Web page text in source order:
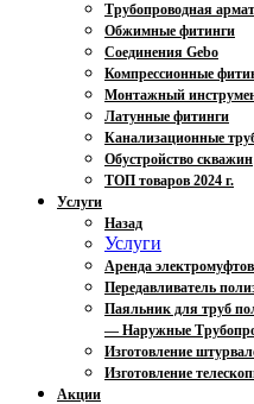
Трубопроводная
Обжимные фитинги
Соединения Gebo
Компрессионные
Монтажный
Латунные фитинги
Канализационные
Обустройство скважин
ТОП товаров 2024 г.
Услуги
Назад
Услуги
Аренда
Передавливатель
Паяльник для труб
— Наружные
Изготовление
Изготовление
Акции